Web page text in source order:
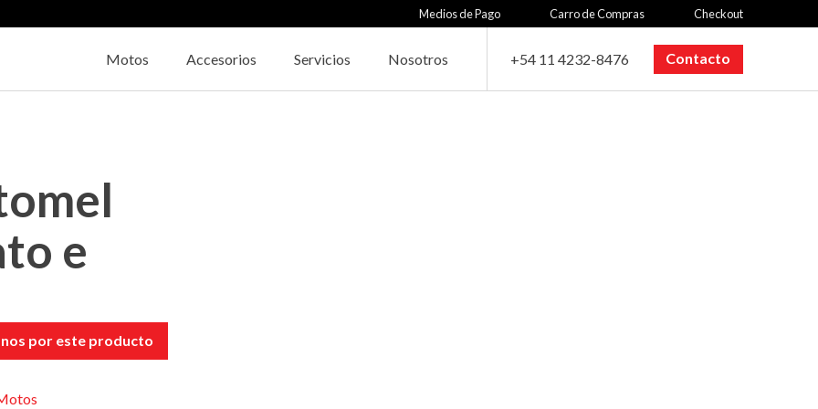
Medios de Pago Carro de Compras Checkout
+54 11 4232-8476 Contacto
Motos Accesorios Servicios Nosotros
e
por este producto